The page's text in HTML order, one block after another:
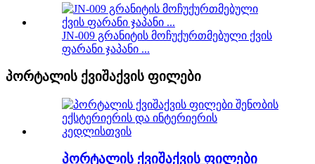
JN-009 გრანიტის მოჩუქურთმებული ქვის
ფარანი ჯაპანი ...
პორტალის ქვიშაქვის ფილები
პორტალის ქვიშაქვის ფილები